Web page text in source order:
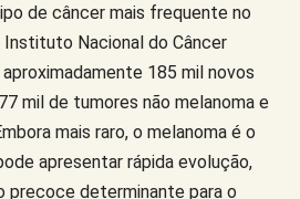
de câncer mais frequente no
Nacional do Câncer
185 mil novos
mil de tumores não melanoma e
mais raro, o melanoma é o
apresentar rápida evolução,
precoce determinante para o